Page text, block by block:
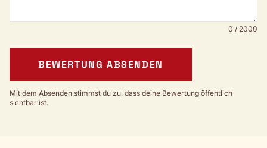
0 / 2000
BEWERTUNG ABSENDEN
Mit dem Absenden stimmst du zu, dass deine Bewertung öffentlich
sichtbar ist.